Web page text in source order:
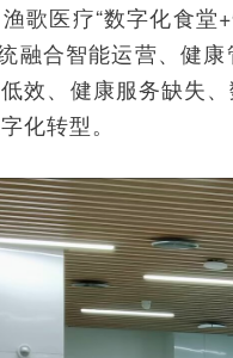
歌医疗“数字化食
融合智能运营、健
效、健康服务缺失
化转型。